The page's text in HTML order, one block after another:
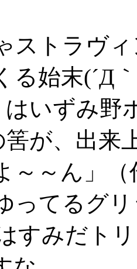
ストラヴ
る始末(´Д
はいずみ
筈が、出来
～～ん」
ってるグ
はすみだト